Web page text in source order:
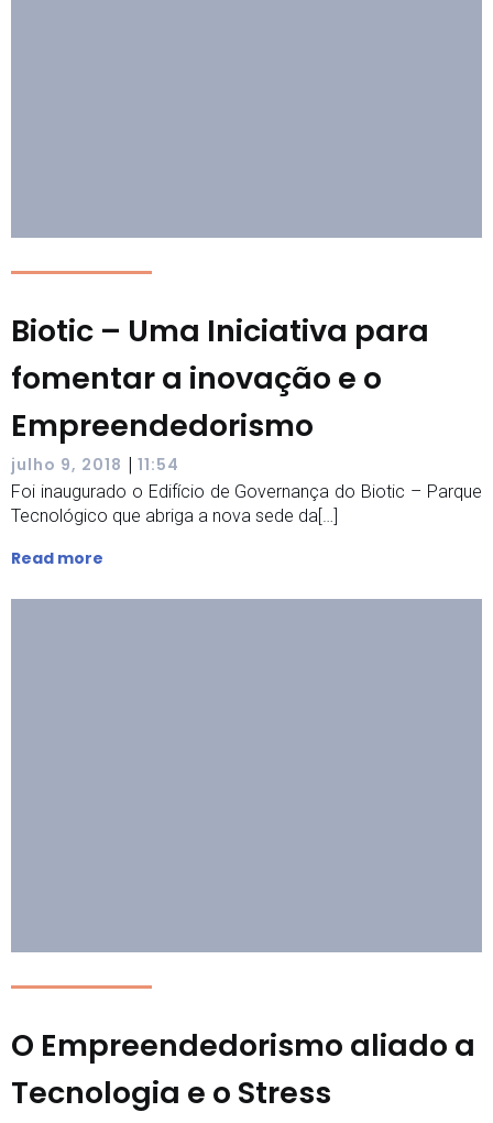
Biotic – Uma Iniciativa para
fomentar a inovação e o
Empreendedorismo
julho 9, 2018 | 11:54
Foi inaugurado o Edifício de Governança do Biotic – Parque
Tecnológico que abriga a nova sede da[…]
Read more
O Empreendedorismo aliado a
Tecnologia e o Stress